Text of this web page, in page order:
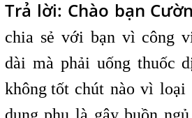
Trả lời: Chào bạn
chia sẻ với bạn vì công
dài mà phải uống thuốc
không tốt chút nào vì loại